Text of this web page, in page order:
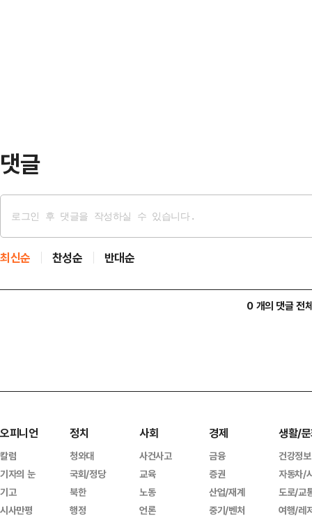
댓글
최신순 찬성순 반대순
0 개의 댓글 전
오피니언
칼럼
기자의 눈
기고
시사만평
정치
청와대
국회/정당
북한
행정
사회
사건사고
교육
노동
언론
경제
금융
증권
산업/재계
중기/벤처
생활/
건강정보
자동차/
도로/교
여행/레